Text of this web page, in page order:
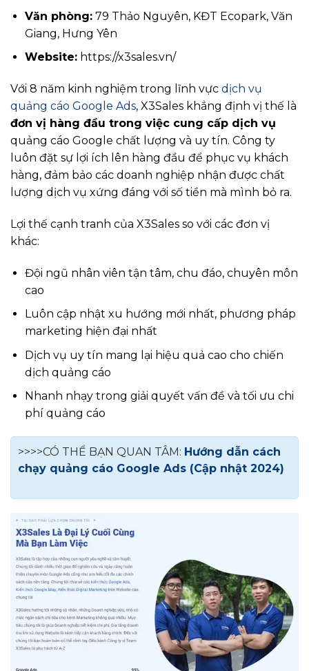
Văn phòng:79 Thảo Nguyên, KĐT Ecopark, Văn
Giang, Hưng Yên
Website:https://x3sales.vn/
Với 8 năm kinh nghiệm trong lĩnh vực dịch vụ
quảng cáo Google Ads, X3Sales khẳng định vị thế là
đơn vị hàng đầu trong việc cung cấp dịch vụ
quảng cáo Google chất lượng và uy tín. Công ty
luôn đặt sự lợi ích lên hàng đầu để phục vụ khách
hàng, đảm bảo các doanh nghiệp nhận được chất
lượng dịch vụ xứng đáng với số tiền mà mình bỏ ra.
Lợi thế cạnh tranh của X3Sales so với các đơn vị
khác:
Đội ngũ nhân viên tận tâm, chu đáo, chuyên môn
cao
Luôn cập nhật xu hướng mới nhất, phương pháp
marketing hiện đại nhất
Dịch vụ uy tín mang lại hiệu quả cao cho chiến
dịch quảng cáo
Nhanh nhạy trong giải quyết vấn đề và tối ưu chi
phí quảng cáo
>>>>CÓ THỂ BẠN QUAN TÂM: Hướng dẫn cách
chạy quảng cáo Google Ads (Cập nhật 2024)